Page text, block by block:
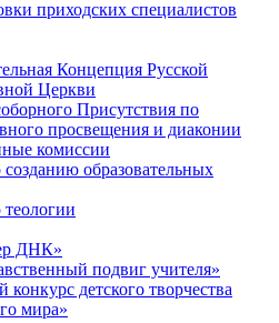
приходских специалистов
Концепция Русской
Церкви
Присутствия по
просвещения и диаконии
комиссии
образовательных
ДНК»
подвиг учителя»
детского творчества
мира»